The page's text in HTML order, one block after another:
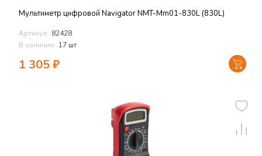
Мультиметр цифровой Navigator NMT-Mm01-830L (830L)
Артикул: 82428
В наличии: 17 шт
1 305₽